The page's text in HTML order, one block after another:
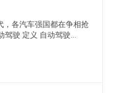
，各汽车强国都在争相抢
驾驶 定义 自动驾驶...